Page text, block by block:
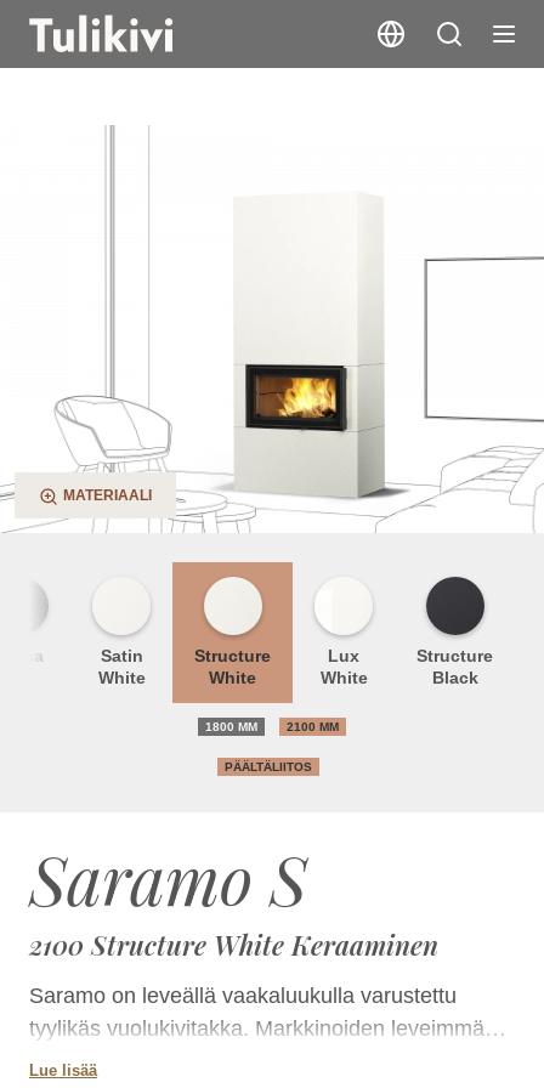
MATERIAALI
Saramo S
2100 Structure White Keraaminen
Saramo on leveällä vaakaluukulla varustettu
tyylikäs vuolukivitakka. Markkinoiden leveimmän
luukun kautta tuli näkyy kauniisti ja kauas.Takkaa
Lue lisää
Satin
White
Structure
White
Lux
White
Structure
Black
1800 MM 2100 MM
PÄÄLTÄLIITOS